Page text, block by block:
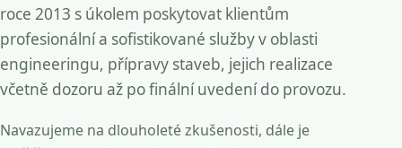
roce 2013 s úkolem poskytovat klientům
profesionální a sofistikované služby v oblasti
engineeringu, přípravy staveb, jejich realizace
včetně dozoru až po finální uvedení do provozu.
Navazujeme na dlouholeté zkušenosti, dále je